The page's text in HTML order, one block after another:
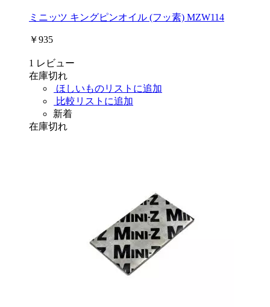
ミニッツ キングピンオイル (フッ素) MZW114
￥935
1 レビュー
在庫切れ
ほしいものリストに追加
比較リストに追加
新着
在庫切れ